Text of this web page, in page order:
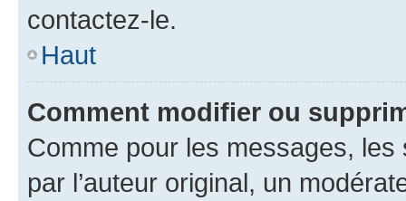
contactez-le.
Haut
Comment modifier ou
Comme pour les messages,
par l’auteur original, un